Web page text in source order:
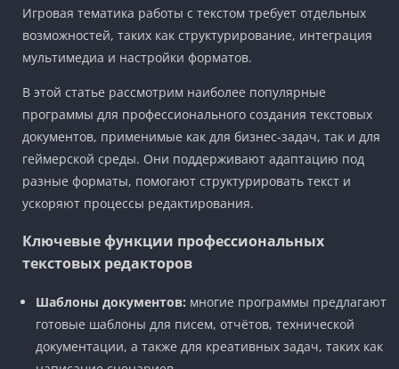
Игровая тематика работы с текстом требует отдельных
возможностей, таких как структурирование, интеграция
мультимедиа и настройки форматов.
В этой статье рассмотрим наиболее популярные
программы для профессионального создания текстовых
документов, применимые как для бизнес-задач, так и для
геймерской среды. Они поддерживают адаптацию под
разные форматы, помогают структурировать текст и
ускоряют процессы редактирования.
Ключевые функции профессиональных
текстовых редакторов
Шаблоны документов: многие программы предлагают
готовые шаблоны для писем, отчётов, технической
документации, а также для креативных задач, таких как